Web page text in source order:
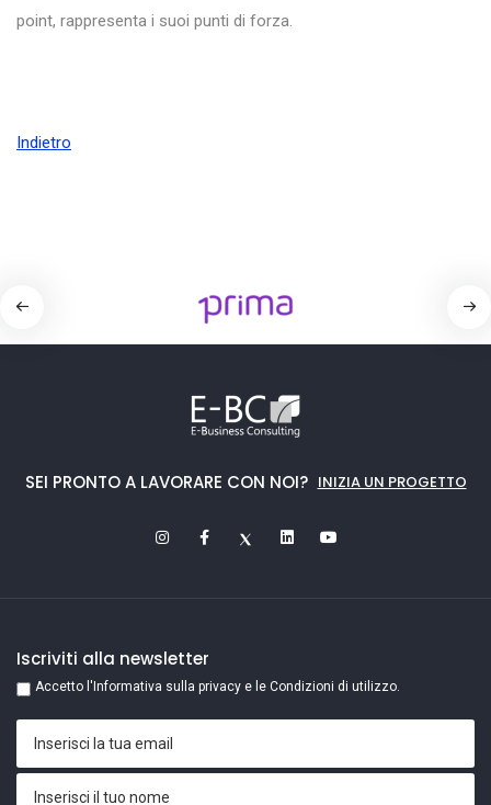
point, rappresenta i suoi punti di forza.
Indietro
SEI PRONTO A LAVORARE CON NOI? INIZIA UN PROGETTO
Iscriviti alla newsletter
Accetto l'Informativa sulla privacy e le Condizioni di utilizzo.